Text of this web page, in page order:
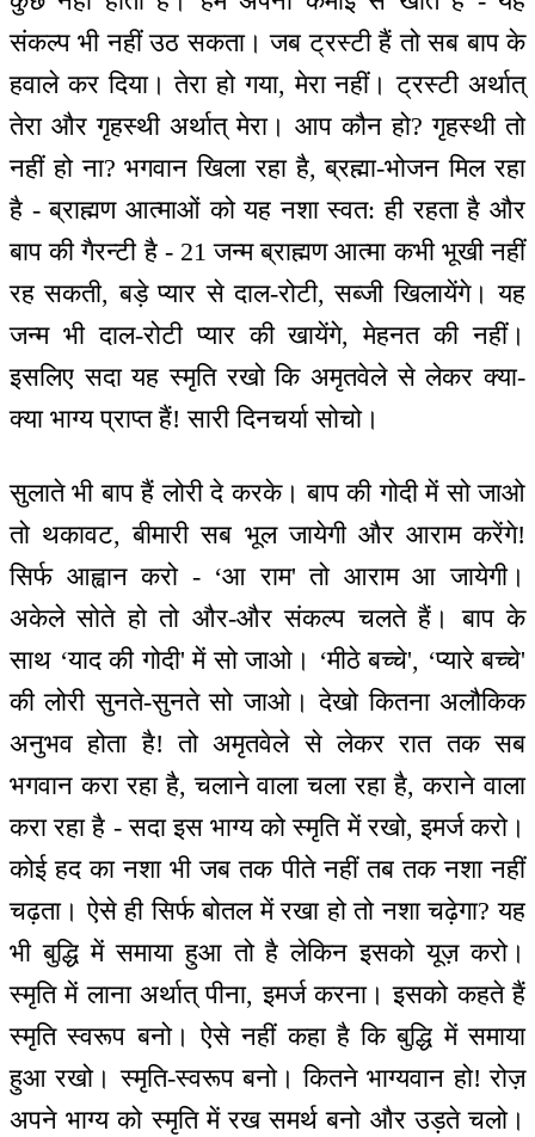
संकल्प भी नहीं उठ सकता। जब ट्रस्टी हैं तो सब बाप के
हवाले कर दिया। तेरा हो गया, मेरा नहीं। ट्रस्टी अर्थात्
तेरा और गृहस्थी अर्थात् मेरा। आप कौन हो? गृहस्थी तो
नहीं हो ना? भगवान खिला रहा है, ब्रह्मा-भोजन मिल रहा
है - ब्राह्मण आत्माओं को यह नशा स्वत: ही रहता है और
बाप की गैरन्टी है - 21 जन्म ब्राह्मण आत्मा कभी भूखी नहीं
रह सकती, बड़े प्यार से दाल-रोटी, सब्जी खिलायेंगे। यह
जन्म भी दाल-रोटी प्यार की खायेंगे, मेहनत की नहीं।
इसलिए सदा यह स्मृति रखो कि अमृतवेले से लेकर क्या-
क्या भाग्य प्राप्त हैं! सारी दिनचर्या सोचो।
सुलाते भी बाप हैं लोरी दे करके। बाप की गोदी में सो जाओ
तो थकावट, बीमारी सब भूल जायेगी और आराम करेंगे!
सिर्फ आह्वान करो - ‘आ राम' तो आराम आ जायेगी।
अकेले सोते हो तो और-और संकल्प चलते हैं। बाप के
साथ ‘याद की गोदी' में सो जाओ। ‘मीठे बच्चे', ‘प्यारे बच्चे'
की लोरी सुनते-सुनते सो जाओ। देखो कितना अलौकिक
अनुभव होता है! तो अमृतवेले से लेकर रात तक सब
भगवान करा रहा है, चलाने वाला चला रहा है, कराने वाला
करा रहा है - सदा इस भाग्य को स्मृति में रखो, इमर्ज करो।
कोई हद का नशा भी जब तक पीते नहीं तब तक नशा नहीं
चढ़ता। ऐसे ही सिर्फ बोतल में रखा हो तो नशा चढ़ेगा? यह
भी बुद्धि में समाया हुआ तो है लेकिन इसको यूज़ करो।
स्मृति में लाना अर्थात् पीना, इमर्ज करना। इसको कहते हैं
स्मृति स्वरूप बनो। ऐसे नहीं कहा है कि बुद्धि में समाया
हुआ रखो। स्मृति-स्वरूप बनो। कितने भाग्यवान हो! रोज़
अपने भाग्य को स्मृति में रख समर्थ बनो और उड़ते चलो।